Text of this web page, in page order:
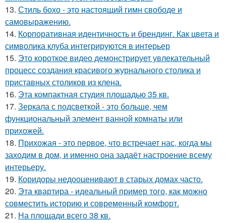
13. Стиль бохо - это настоящий гимн свободе и
самовыражению.
14. Корпоративная идентичность и брендинг. Как цвета и
символика клуба интегрируются в интерьер
15. Это короткое видео демонстрирует увлекательный
процесс создания красивого журнального столика и
приставных столиков из клена.
16. Эта компактная студия площадью 35 кв.
17. Зеркала с подсветкой - это больше, чем
функциональный элемент ванной комнаты или
прихожей.
18. Прихожая - это первое, что встречает нас, когда мы
заходим в дом, и именно она задаёт настроение всему
интерьеру.
19. Коридоры недооценивают в старых домах часто.
20. Эта квартира - идеальный пример того, как можно
совместить историю и современный комфорт.
21. На площади всего 38 кв.